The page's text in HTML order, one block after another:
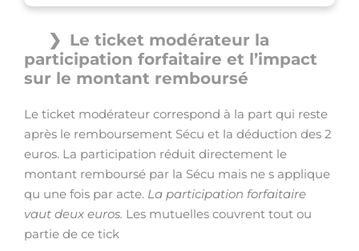
Le ticket modérateur la
participation forfaitaire et l’impact
sur le montant remboursé
Le ticket modérateur correspond à la part qui reste
après le remboursement Sécu et la déduction des 2
euros. La participation réduit directement le
montant remboursé par la Sécu mais ne s applique
qu une fois par acte. La participation forfaitaire
vaut deux euros. Les mutuelles couvrent tout ou
partie de ce tick